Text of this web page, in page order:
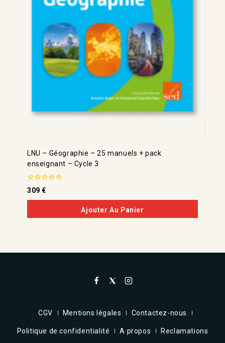
LNU – Géographie – 25 manuels + pack
enseignant – Cycle 3
0
de
5
309€
Ajouter Au Panier
CGV Mentions légales Contactez-nous
Politique de confidentialité A propos Reclamations